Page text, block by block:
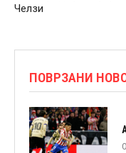
Челзи
ПОВРЗАНИ